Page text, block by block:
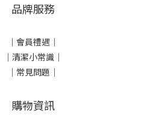
品牌服務
｜會員禮遇｜
｜清潔小常識｜
｜常見問題｜
購物資訊